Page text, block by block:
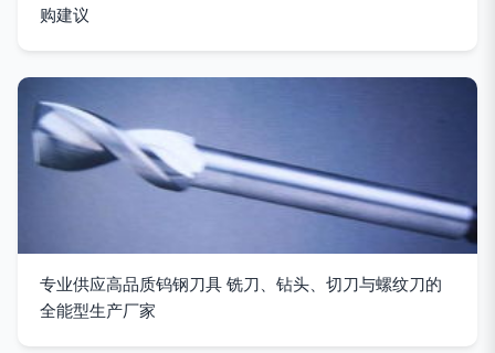
购建议
专业供应高品质钨钢刀具 铣刀、钻头、切刀与螺纹刀的
全能型生产厂家